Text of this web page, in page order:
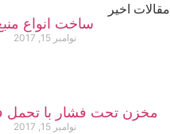
اخیر
ساخت انواع منبع
نوامبر 15, 2017
مخزن تحت فشار با تحمل فشار
نوامبر 15, 2017